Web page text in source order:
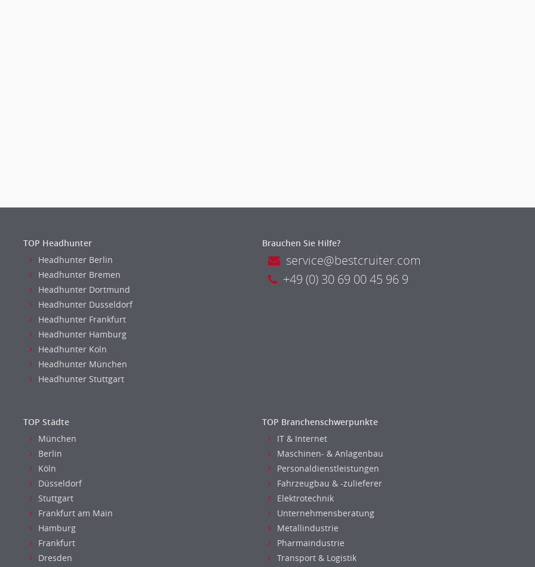
TOP Headhunter
Headhunter Berlin
Headhunter Bremen
Headhunter Dortmund
Headhunter Dusseldorf
Headhunter Frankfurt
Headhunter Hamburg
Headhunter Koln
Headhunter München
Headhunter Stuttgart
Brauchen Sie Hilfe?
service@bestcruiter.com
+49 (0) 30 69 00 45 96 9
TOP Städte
München
Berlin
Köln
Düsseldorf
Stuttgart
Frankfurt am Main
Hamburg
Frankfurt
Dresden
TOP Branchenschwerpunkte
IT & Internet
Maschinen- & Anlagenbau
Personaldienstleistungen
Fahrzeugbau & -zulieferer
Elektrotechnik
Unternehmensberatung
Metallindustrie
Pharmaindustrie
Transport & Logistik